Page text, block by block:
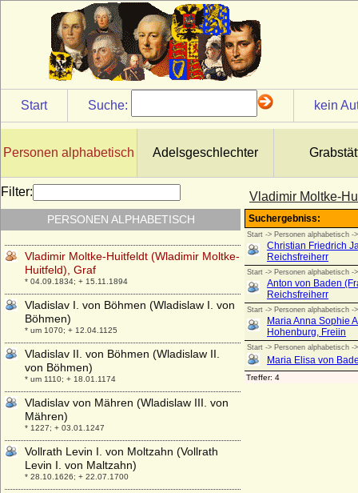
Start Suche: kein
Personen alphabetisch Adelsgeschlechter
Vladimir Moltke-
Filter:
PERSONEN ALPHABETISCH
Amadeo II. di Sardegna)
* 26.06.1726; + 16.10.1796
Vittorio Amedeo (II.) di Savoia-Carignano
* 31.10.1743; + 20.09.1780
Vittorio Emanuele I. von Savoyen (Viktor
Emanuel I. von Sardinien-Piemont)
* 24.07.1759; + 10.01.1824
Vittorio Emanuele II. von Savoyen (Viktor
* 14.03.1820; + 09.01.1878
Emanuel III. von Savoyen)
* 11.11.1869; + 28.12.1947
Viviana Rimbotti
* 11.02.1963;
Vladimir Moltke-Huitfeldt (Wladimir Moltke-
Huitfeld), Graf
* 04.09.1834; + 15.11.1894
Vladislav I. von Böhmen (Wladislaw I. von
Böhmen)
* um 1070; + 12.04.1125
Vladislav II. von Böhmen (Wladislaw II.
von Böhmen)
* um 1110; + 18.01.1174
Vladislav von Mähren (Wladislaw III. von
Mähren)
* 1227; + 03.01.1247
Vollrath Levin I. von Moltzahn (Vollrath
Levin I. von Maltzahn)
* 28.10.1626; + 22.07.1700